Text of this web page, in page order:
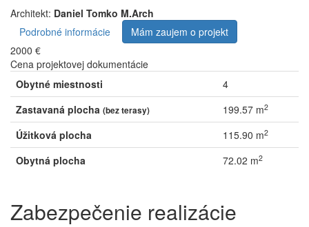
Architekt: Daniel Tomko M.Arch
Podrobné informácie
Mám zaujem o projekt
2000 €
Cena projektovej dokumentácie
Obytné miestnosti
4
Zastavaná plocha (bez terasy) 199.57 m2
Úžitková plocha 115.90 m2
Obytná plocha 72.02 m2
Zabezpečenie realizácie